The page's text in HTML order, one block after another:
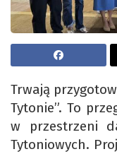
Trwają
Tytonie”. To
w przestrzeni
Tytoniowych.